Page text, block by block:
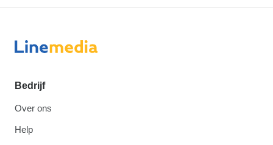
Bedrijf
Over ons
Help